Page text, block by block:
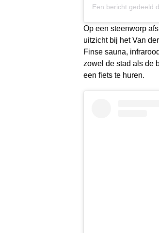
Een bericht gedeeld
Op een steenworp
uitzicht bij het Van
Finse sauna,
zowel de stad als de
een fiets te huren.